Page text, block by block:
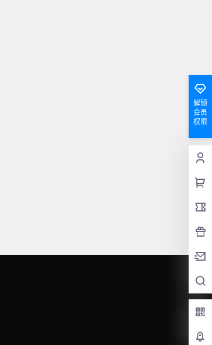
解锁
会员
权限